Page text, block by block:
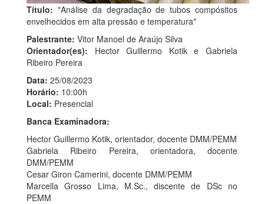
Título: "Análise da degradação de tubos compósitos
envelhecidos em alta pressão e temperatura"
Palestrante: Vitor Manoel de Araújo Silva
Orientador(es): Hector Guillermo Kotik e Gabriela
Ribeiro Pereira
Data: 25/08/2023
Horário: 10:00h
Local: Presencial
Banca Examinadora:
Hector Guillermo Kotik, orientador, docente DMM/PEMM
Gabriela Ribeiro Pereira, orientadora, docente
DMM/PEMM
Cesar Giron Camerini, docente DMM/PEMM
Marcella Grosso Lima, M.Sc., discente de DSc no
PEMM